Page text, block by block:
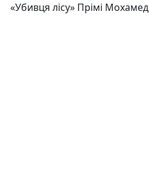
«Убивця лісу» Прімі Мохамед